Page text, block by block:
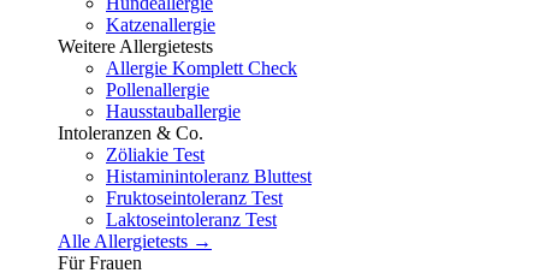
Katzenallergie
Weitere Allergietests
Allergie Komplett Check
Pollenallergie
Hausstauballergie
Intoleranzen & Co.
Zöliakie Test
Histaminintoleranz Bluttest
Fruktoseintoleranz Test
Laktoseintoleranz Test
Alle Allergietests →
Für Frauen